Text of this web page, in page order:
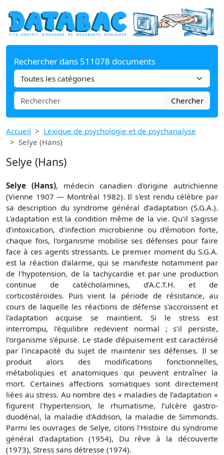
Rechercher dans 511078 documents
Chercher
Accueil
Lexique de psychologie et de psychanalyse
Selye (Hans)
Selye (Hans)
Selye (Hans), médecin canadien d'origine autrichienne
(Vienne 1907 — Montréal 1982). Il s'est rendu célèbre par
sa description du syndrome général d’adaptation (S.G.A.).
L'adaptation est la condition même de la vie. Qu'il s'agisse
d’intoxication, d'infection microbienne ou d'émotion forte,
chaque fois, l'organisme mobilise ses défenses pour faire
face à ces agents stressants. Le premier moment du S.G.A.
est la réaction d'alarme, qui se manifeste notamment par
de l'hypotension, de la tachycardie et par une production
continue de catécholamines, d’A.C.T.H. et de
corticostéroïdes. Puis vient la période de résistance, au
cours de laquelle les réactions de défense s'accroissent et
l'adaptation acquise se maintient. Si le stress est
interrompu, l'équilibre redevient normal ; s'il persiste,
l'organisme s’épuise. Le stade d'épuisement est caractérisé
par l'incapacité du sujet de maintenir ses défenses. Il se
produit alors des modifications fonctionnelles,
métaboliques et anatomiques qui peuvent entraîner la
mort. Certaines affections somatiques sont directement
liées au stress. Au nombre des « maladies de l’adaptation »
figurent l'hypertension, le rhumatisme, l’ulcère gastro-
duodénal, la maladie d'Addison, la maladie de Simmonds.
Parmi les ouvrages de Selye, citons l'Histoire du syndrome
général d'adaptation (1954), Du rêve à la découverte
(1973), Stress sans détresse (1974).